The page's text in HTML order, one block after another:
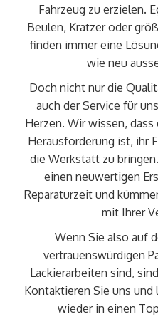
Fahrzeug zu erzielen.
Beulen, Kratzer oder
finden immer eine
wie neu
Doch nicht nur die
auch der Service für
Herzen. Wir wissen,
Herausforderung ist, ihr
die Werkstatt zu
einen neuwertigen
Reparaturzeit und
mit Ihrer
Wenn Sie also auf
vertrauenswürdigen
Lackierarbeiten sind,
Kontaktieren Sie uns und
wieder in einen